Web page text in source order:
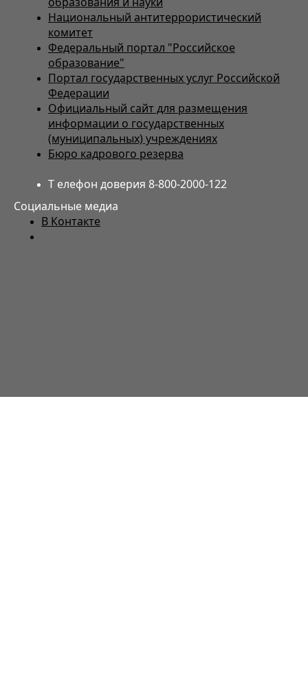
Национальный антитеррористический
комитет
Федеральный портал "Российское
образование"
Портал государственных услуг Российской
Федерации
Официальный сайт для размещения
информации о государственных
(муниципальных) учреждениях
Бюро кадрового резерва
Т елефон доверия 8-800-2000-122
Социальные медиа
В Контакте